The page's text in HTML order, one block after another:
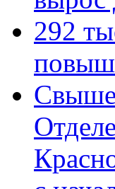
292
Свыше